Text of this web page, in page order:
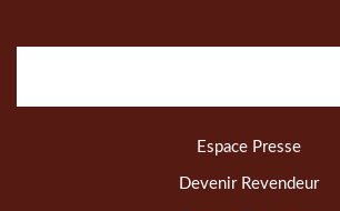
Espace Presse
Devenir Revendeur